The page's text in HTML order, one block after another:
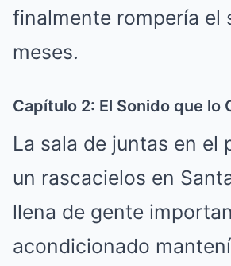
finalmente rompería el
meses.
Capítulo 2: El Sonido que lo
La sala de juntas en el
un rascacielos en
llena de gente
acondicionado